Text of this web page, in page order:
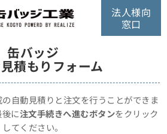
法人様向
窓口
缶バッジ
積もりフォーム
自動見積りと注文を行うことができま
に注文手続きへ進むボタンをクリック
してください。